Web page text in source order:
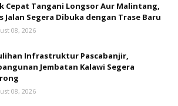
Cepat Tangani Longsor Aur Malintang,
Jalan Segera Dibuka dengan Trase Baru
08, 2026
Infrastruktur Pascabanjir,
Jembatan Kalawi Segera
08, 2026